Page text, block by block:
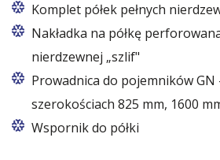
Komplet półek pełnych
Nakładka na półkę
nierdzewnej „szlif"
Prowadnica do pojemników GN
szerokościach 825 mm, 1600
W szafach o wymiarach 825 i
Wspornik do półki